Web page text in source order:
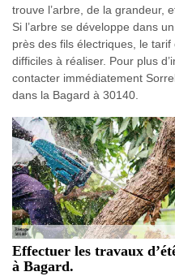
trouve l’arbre, de la grandeur,
Si l’arbre se développe dans
près des fils électriques, le
difficiles à réaliser. Pour plus
contacter immédiatement
dans la Bagard à 30140.
Effectuer les travaux
à Bagard.